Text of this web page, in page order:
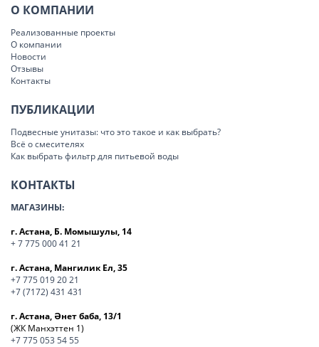
О КОМПАНИИ
Реализованные проекты
О компании
Новости
Отзывы
Контакты
ПУБЛИКАЦИИ
Подвесные унитазы: что это такое и как выбрать?
Всё о смесителях
Как выбрать фильтр для питьевой воды
КОНТАКТЫ
МАГАЗИНЫ:
г. Астана, Б. Момышулы, 14
+ 7 775 000 41 21
г. Астана, Мангилик Ел, 35
+7 775 019 20 21
+7 (7172) 431 431
г. Астана, Әнет баба, 13/1
(ЖК Манхэттен 1)
+7 775 053 54 55